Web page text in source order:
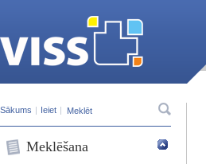
Sākums | Ieiet |
Meklēšana